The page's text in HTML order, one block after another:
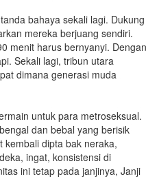
bahaya sekali lagi. Dukung
mereka berjuang sendiri.
menit harus bernyanyi. Dengan
Sekali lagi, tribun utara
dimana generasi muda
untuk para metroseksual.
dan bebal yang berisik
kembali dipta bak neraka,
ingat, konsistensi di
ini tetap pada janjinya, Janji